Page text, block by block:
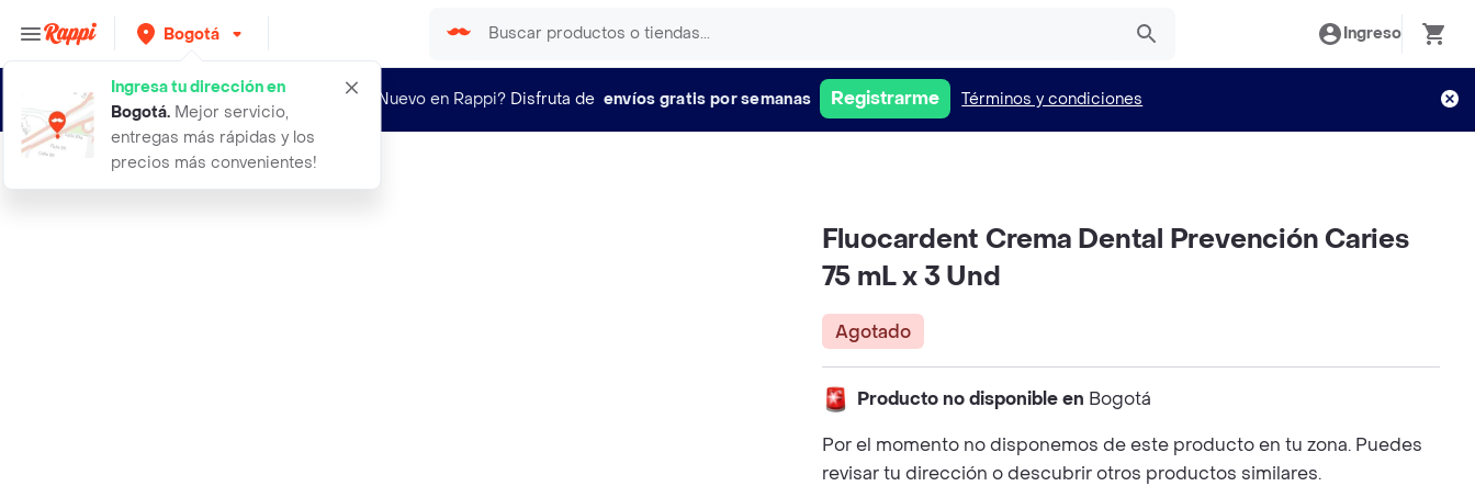
Bogotá
Ingresa tu dirección en
Bogotá. Mejor servicio,
entregas más rápidas y los
precios más convenientes!
Ingreso
¿Nuevo en Rappi? Disfruta de envíos gratis por semanas Registrarme Términos y condiciones
fluocardent crema dental prevencion
Fluocardent Crema Dental Prevención Caries
75 mL x 3 Und
Agotado
Producto no disponible en Bogotá
Por el momento no disponemos de este producto en tu zona. Puedes
revisar tu dirección o descubrir otros productos similares.